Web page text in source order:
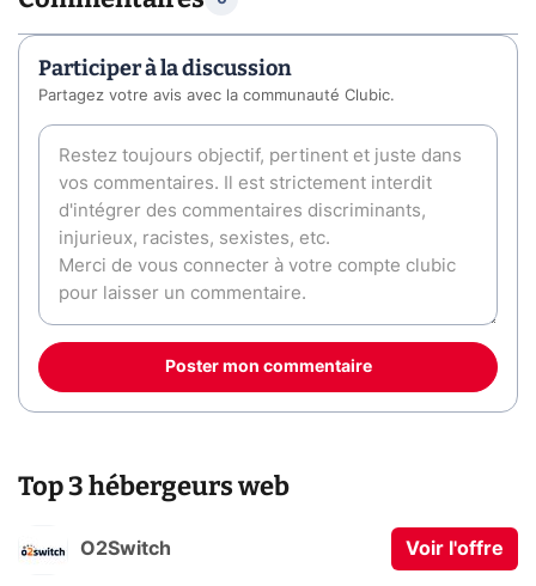
Participer à la discussion
Partagez votre avis avec la communauté Clubic.
Poster mon commentaire
Top 3 hébergeurs web
O2Switch Voir l'offre